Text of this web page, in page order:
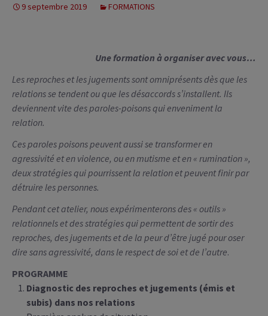
9 septembre 2019 FORMATIONS
Une formation à organiser avec vous…
Les reproches et les jugements sont omniprésents dès que les
relations se tendent ou que les désaccords s’installent. Ils
deviennent vite des paroles-poisons qui enveniment la
relation.
Ces paroles poisons peuvent aussi se transformer en
agressivité et en violence, ou en mutisme et en « rumination »,
deux stratégies qui pourrissent la relation et peuvent finir par
détruire les personnes.
Pendant cet atelier, nous expérimenterons des « outils »
relationnels et des stratégies qui permettent de sortir des
reproches, des jugements et de la peur d’être jugé pour oser
dire sans agressivité, dans le respect de soi et de l’autre.
PROGRAMME
Diagnostic des reproches et jugements (émis et
subis) dans nos relations